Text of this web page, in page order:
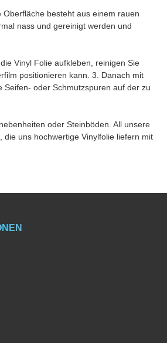
besteht aus einem rauen
nass und gereinigt werden und
Vinyl Folie aufkleben, reinigen Sie
positionieren kann. 3. Danach mit
oder Schmutzspuren auf der zu
oder Steinböden. All unsere
die uns hochwertige Vinylfolie liefern mit